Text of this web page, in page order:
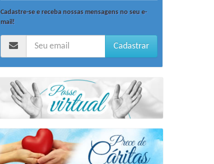
Cadastre-se e receba nossas mensagens no seu e-
mail!
Cadastrar